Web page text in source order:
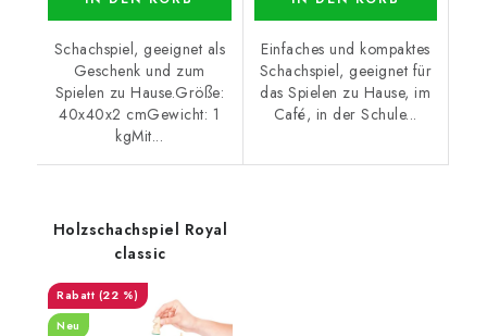
Schachspiel, geeignet als
Geschenk und zum
Spielen zu Hause.Größe:
40x40x2 cmGewicht: 1
kgMit...
Einfaches und kompaktes
Schachspiel, geeignet für
das Spielen zu Hause, im
Café, in der Schule...
Holzschachspiel Royal
classic
(22 %)
Neu